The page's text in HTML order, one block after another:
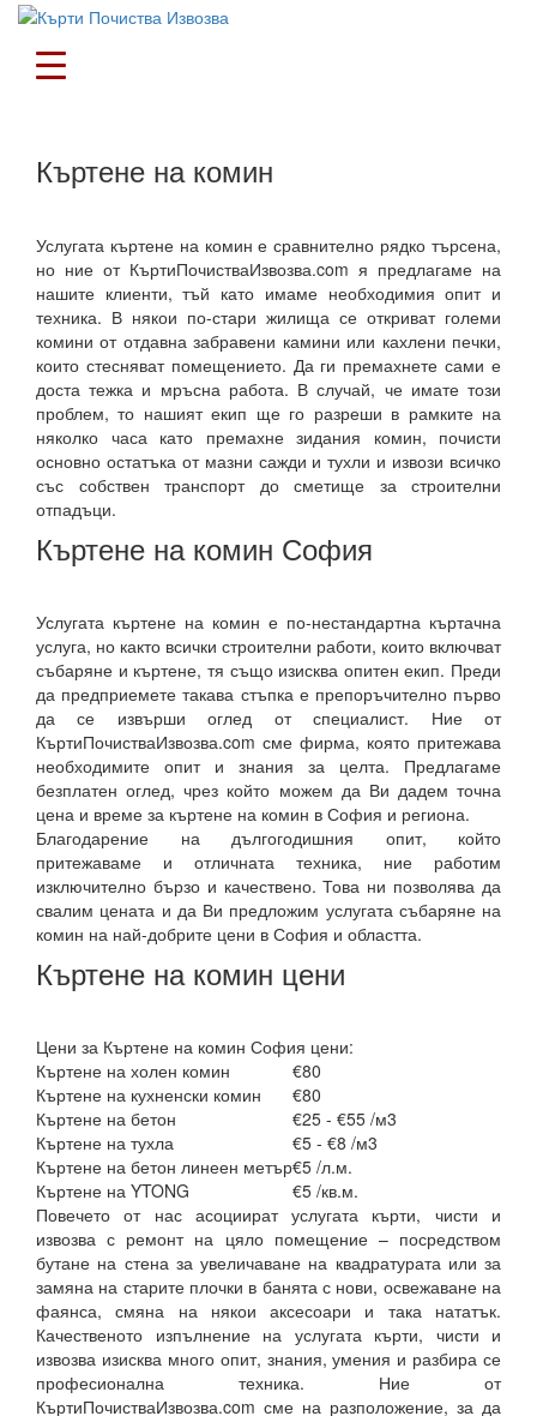
Къртене на комин
Услугата къртене на комин е сравнително рядко търсена,
но ние от КъртиПочистваИзвозва.com я предлагаме на
нашите клиенти, тъй като имаме необходимия опит и
техника. В някои по-стари жилища се откриват големи
комини от отдавна забравени камини или кахлени печки,
които стесняват помещението. Да ги премахнете сами е
доста тежка и мръсна работа. В случай, че имате този
проблем, то нашият екип ще го разреши в рамките на
няколко часа като премахне зидания комин, почисти
основно остатъка от мазни сажди и тухли и извози всичко
със собствен транспорт до сметище за строителни
отпадъци.
Къртене на комин София
Услугата къртене на комин е по-нестандартна къртачна
услуга, но както всички строителни работи, които включват
събаряне и къртене, тя също изисква опитен екип. Преди
да предприемете такава стъпка е препоръчително първо
да се извърши оглед от специалист. Ние от
КъртиПочистваИзвозва.com сме фирма, която притежава
необходимите опит и знания за целта. Предлагаме
безплатен оглед, чрез който можем да Ви дадем точна
цена и време за къртене на комин в София и региона.
Благодарение на дългогодишния опит, който
притежаваме и отличната техника, ние работим
изключително бързо и качествено. Това ни позволява да
свалим цената и да Ви предложим услугата събаряне на
комин на най-добрите цени в София и областта.
Къртене на комин цени
Цени за Къртене на комин София цени:
Къртене на холен комин
€80
Къртене на кухненски комин
€80
Къртене на бетон
€25 - €55 /м3
Къртене на тухла
€5 - €8 /м3
Къртене на бетон линеен метър€5 /л.м.
Къртене на YTONG
€5 /кв.м.
Повечето от нас асоциират услугата кърти, чисти и
извозва с ремонт на цяло помещение – посредством
бутане на стена за увеличаване на квадратурата или за
замяна на старите плочки в банята с нови, освежаване на
фаянса, смяна на някои аксесоари и така нататък.
Качественото изпълнение на услугата кърти, чисти и
извозва изисква много опит, знания, умения и разбира се
професионална техника. Ние от
КъртиПочистваИзвозва.com сме на разположение, за да